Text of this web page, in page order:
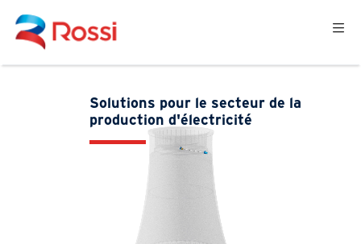
Solutions pour le secteur de la
production d'électricité